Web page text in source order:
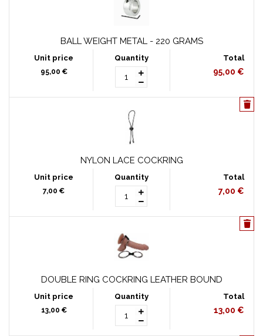
BALL WEIGHT METAL - 220 GRAMS
95,00 € 95,00 €
NYLON LACE COCKRING
7,00 € 7,00 €
DOUBLE RING COCKRING LEATHER BOUND
13,00 € 13,00 €